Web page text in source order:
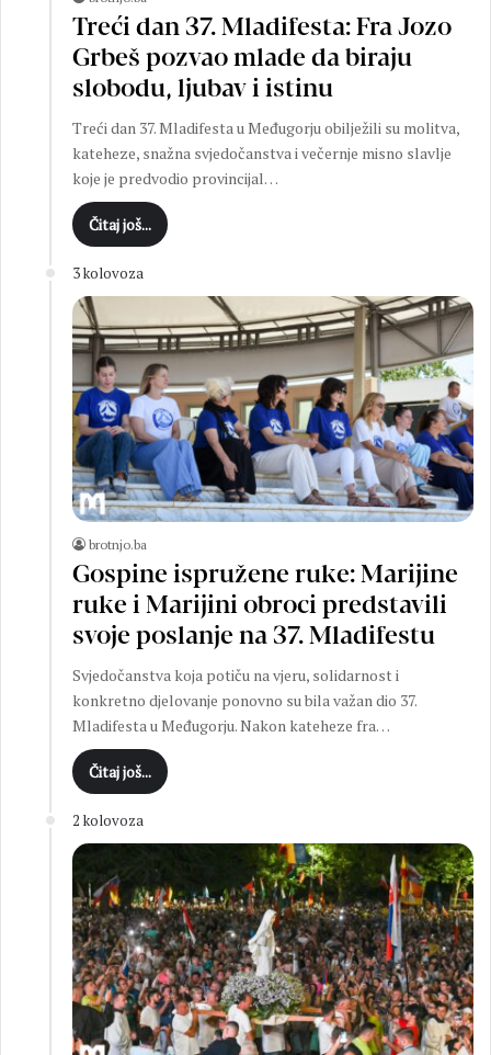
Treći dan 37. Mladifesta: Fra Jozo
Grbeš pozvao mlade da biraju
slobodu, ljubav i istinu
Treći dan 37. Mladifesta u Međugorju obilježili su molitva,
kateheze, snažna svjedočanstva i večernje misno slavlje
koje je predvodio provincijal…
Čitaj još...
3 kolovoza
brotnjo.ba
Gospine ispružene ruke: Marijine
ruke i Marijini obroci predstavili
svoje poslanje na 37. Mladifestu
Svjedočanstva koja potiču na vjeru, solidarnost i
konkretno djelovanje ponovno su bila važan dio 37.
Mladifesta u Međugorju. Nakon kateheze fra…
Čitaj još...
2 kolovoza